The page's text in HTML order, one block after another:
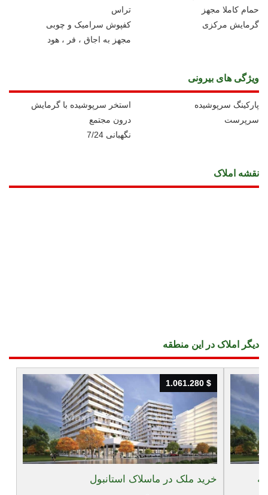
تراس
حمام کاملا مجهز
کفپوش سرامیک و چوبی
گرمایش مرکزی
مجهز به اجاق ، فر ، هود
ویژگی های بیرونی
استخر سرپوشیده با گرمایش
پارکینگ سرپوشیده
درون مجتمع
سرپرست
نگهبانی 7/24
نقشه املاک
دیگر املاک در این منطقه
خرید ملک در ماسلاک استانبول
1.061.280 $
1.061.280 $